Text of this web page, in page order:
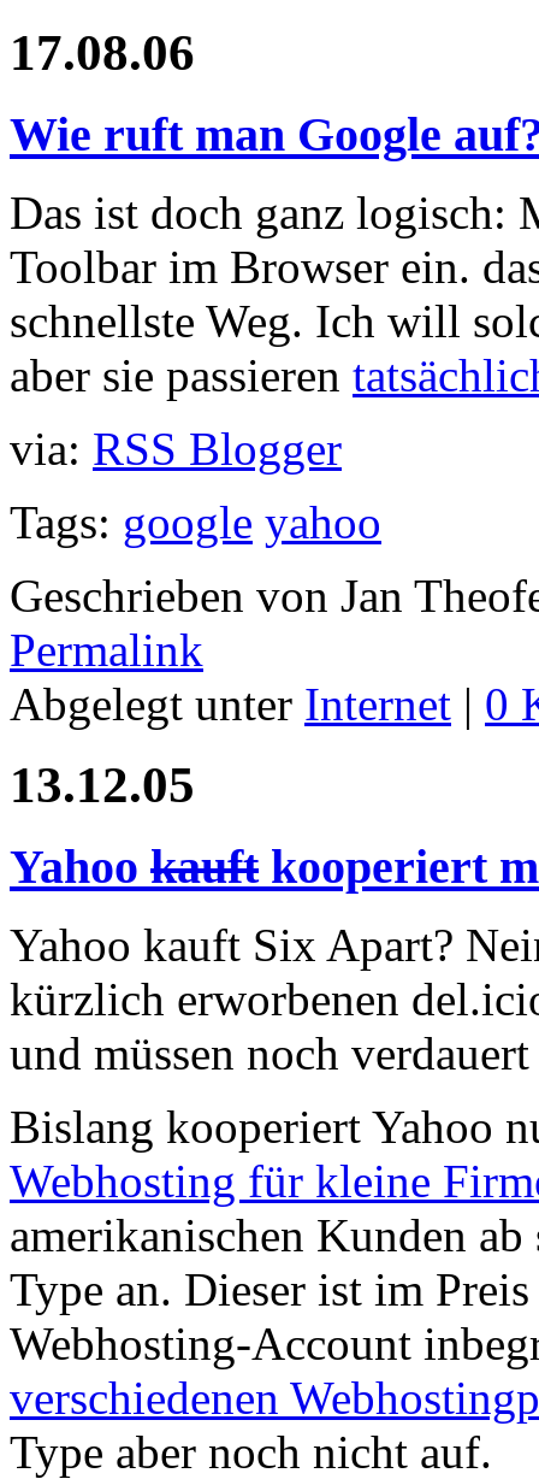
17.08.06
Wie ruft man Google
Das ist doch ganz logisch:
Toolbar im Browser ein.
schnellste Weg. Ich will
aber sie passieren
via: RSS Blogger
Tags: google yahoo
Geschrieben von Jan
Permalink
Abgelegt unter Internet | 0
13.12.05
Yahoo kauftkooperiert
Yahoo kauft Six Apart?
kürzlich erworbenen
und müssen noch
Bislang kooperiert Yahoo
Webhosting für kleine
amerikanischen Kunden
Type an. Dieser ist im
Webhosting-Account
verschiedenen
Type aber noch nicht auf.